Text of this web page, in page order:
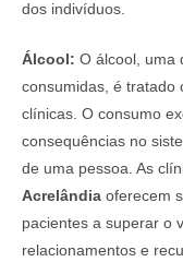
dos indivíduos.
Álcool: O álcool, uma
consumidas, é tratado
clínicas. O consumo
consequências no
de uma pessoa. As
Acrelândia oferecem
pacientes a superar o
relacionamentos e